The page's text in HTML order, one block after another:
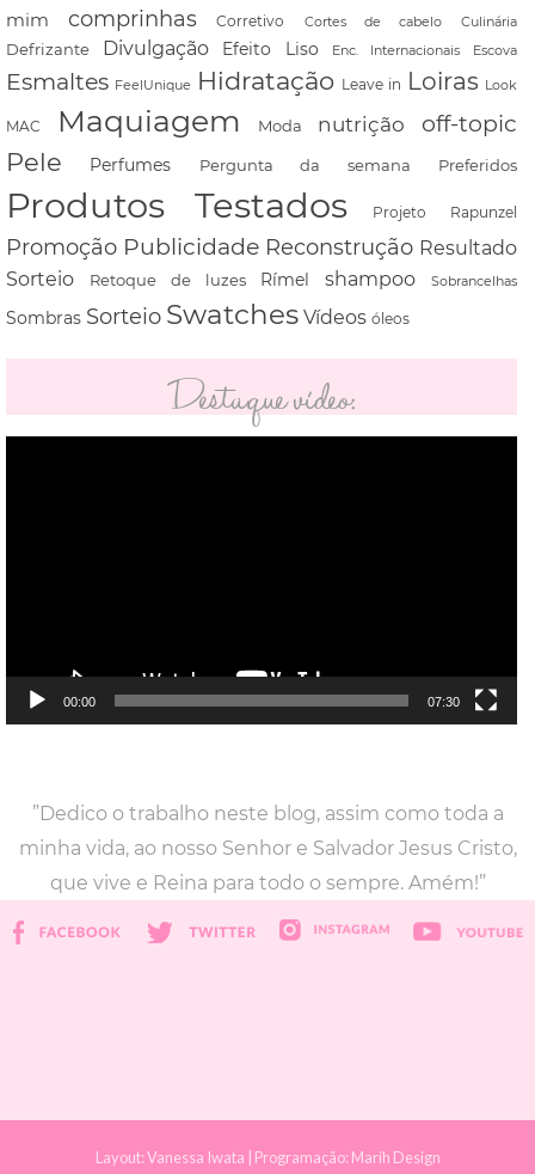
mim
comprinhas Corretivo Cortes de cabelo Culinária
Defrizante Divulgação Efeito Liso Enc. Internacionais Escova
Esmaltes FeelUnique Hidratação Leave in Loiras Look
MAC Maquiagem Moda nutrição off-topic
Pele Perfumes Pergunta da semana Preferidos
Produtos Testados Projeto Rapunzel
Promoção Publicidade Reconstrução Resultado
Sorteio
Retoque de luzes Rímel shampoo Sobrancelhas
Sombras Sorteio Swatches Vídeos óleos
Destaque vídeo:
00:00 07:30
”Dedico o trabalho neste blog, assim como toda a
minha vida, ao nosso Senhor e Salvador Jesus Cristo,
que vive e Reina para todo o sempre. Amém!”
Layout:Vanessa Iwata | Programação: Marih Design